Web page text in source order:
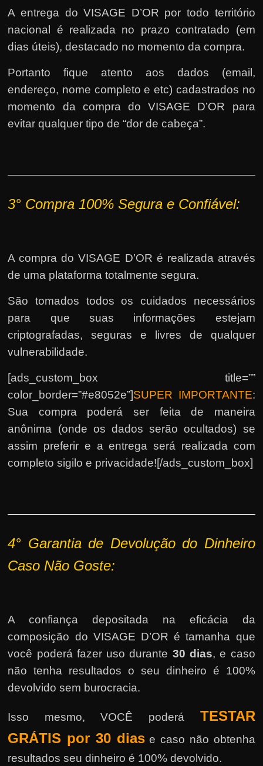
A entrega do VISAGE D’OR por todo território
nacional é realizada no prazo contratado (em
dias úteis), destacado no momento da compra.
Portanto fique atento aos dados (email,
endereço, nome completo e etc) cadastrados no
momento da compra do VISAGE D’OR para
evitar qualquer tipo de “dor de cabeça”.
3° Compra 100% Segura e Confiável:
A compra do VISAGE D’OR é realizada através
de uma plataforma totalmente segura.
São tomados todos os cuidados necessários
para que suas informações estejam
criptografadas, seguras e livres de qualquer
vulnerabilidade.
[ads_custom_box title=””
color_border=”#e8052e”]SUPER IMPORTANTE:
Sua compra poderá ser feita de maneira
anônima (onde os dados serão ocultados) se
assim preferir e a entrega será realizada com
completo sigilo e privacidade![/ads_custom_box]
4° Garantia de Devolução do Dinheiro
Caso Não Goste:
A confiança depositada na eficácia da
composição do VISAGE D’OR é tamanha que
você poderá fazer uso durante 30 dias, e caso
não tenha resultados o seu dinheiro é 100%
devolvido sem burocracia.
Isso mesmo, VOCÊ poderá
TESTAR
GRÁTIS por 30 dias e caso não obtenha
resultados seu dinheiro é 100% devolvido.